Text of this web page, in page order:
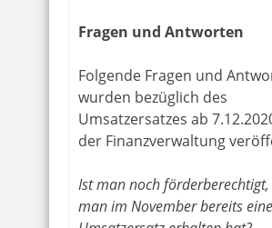
Fragen und Antworten
Folgende Fragen und
wurden bezüglich des
Umsatzersatzes ab
der Finanzverwaltung
Ist man noch
man im November bereits